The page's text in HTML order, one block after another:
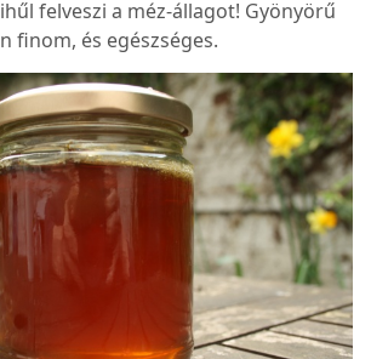
felveszi a méz-állagot! Gyönyörű
finom, és egészséges.